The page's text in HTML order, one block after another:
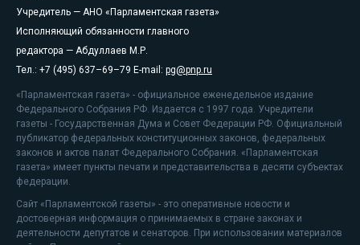
Учредитель — АНО «Парламентская газета»
Исполняющий обязанности главного
редактора — Абдуллаев М.Р.
Тел.: +7 (495) 637–69–79 E-mail: pg@pnp.ru
«Парламентская газета» - официальное еженедельное издание
Федерального Собрания РФ. Издается с 1997 года. Учредители
газеты - Государственная Дума и Совет Федерации РФ. Официальный
публикатор федеральных конституционных законов, федеральных
законов и актов палат Федерального Собрания. «Парламентская
газета» имеет пункты печати и представительства в десяти субъектах
федерации.
Сайт «Парламентской газеты» - это оперативные новости и
достоверная информация о принимаемых в стране законах и
деятельности депутатов и сенаторов. При использовании материалов